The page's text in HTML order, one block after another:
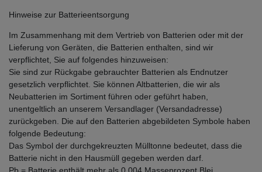
Hinweise zur Batterieentsorgung
Im Zusammenhang mit dem Vertrieb von Batterien oder mit der
Lieferung von Geräten, die Batterien enthalten, sind wir
verpflichtet, Sie auf folgendes hinzuweisen:
Sie sind zur Rückgabe gebrauchter Batterien als Endnutzer
gesetzlich verpflichtet. Sie können Altbatterien, die wir als
Neubatterien im Sortiment führen oder geführt haben,
unentgeltlich an unserem Versandlager (Versandadresse)
zurückgeben. Die auf den Batterien abgebildeten Symbole haben
folgende Bedeutung:
Das Symbol der durchgekreuzten Mülltonne bedeutet, dass die
Batterie nicht in den Hausmüll gegeben werden darf.
Pb = Batterie enthält mehr als 0,004 Masseprozent Blei